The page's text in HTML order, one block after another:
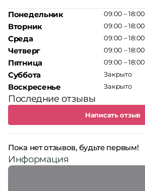
Понедельник
Вторник
Среда
Четверг
Пятница
Суббота
Воскресенье
09:00 – 18:00
09:00 – 18:00
09:00 – 18:00
09:00 – 18:00
09:00 – 18:00
Закрыто
Закрыто
Последние отзывы
Написать отзыв
Пока нет отзывов, будьте первым!
Информация